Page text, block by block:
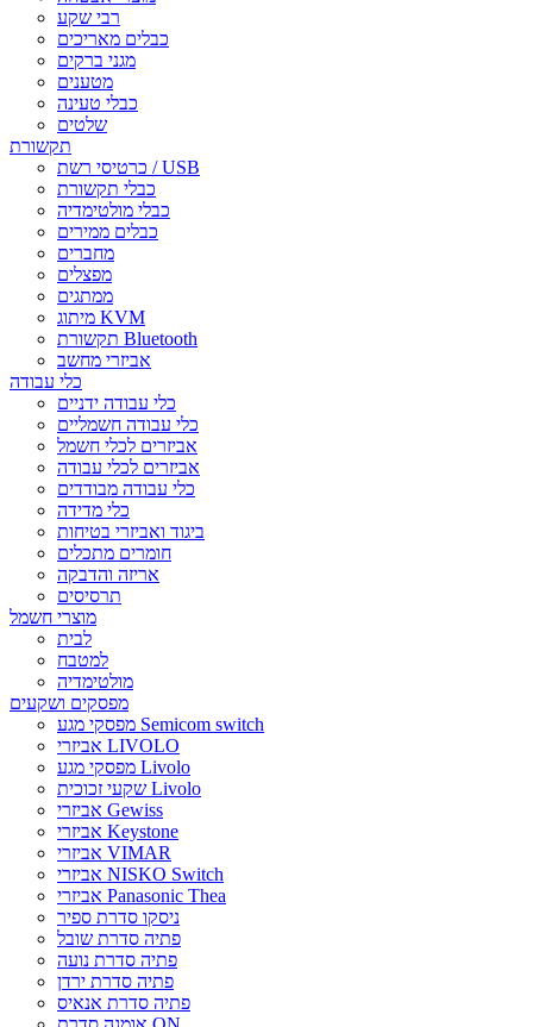
רבי שקע
כבלים מאריכים
מגני ברקים
מטענים
כבלי טעינה
שלטים
תקשורת
כרטיסי רשת / USB
כבלי תקשורת
כבלי מולטימדיה
כבלים ממירים
מחברים
מפצלים
ממתגים
מיתוג KVM
תקשורת Bluetooth
אביזרי מחשב
כלי עבודה
כלי עבודה ידניים
כלי עבודה חשמליים
אביזרים לכלי חשמל
אביזרים לכלי עבודה
כלי עבודה מבודדים
כלי מדידה
ביגוד ואביזרי בטיחות
חומרים מתכלים
אריזה והדבקה
תרסיסים
מוצרי חשמל
לבית
למטבח
מולטימדיה
מפסקים ושקעים
מפסקי מגע Semicom switch
אביזרי LIVOLO
מפסקי מגע Livolo
שקעי זכוכית Livolo
אביזרי Gewiss
אביזרי Keystone
אביזרי VIMAR
אביזרי NISKO Switch
אביזרי Panasonic Thea
ניסקו סדרת ספיר
פתיה סדרת שובל
פתיה סדרת נועה
פתיה סדרת ירדן
פתיה סדרת אנאיס